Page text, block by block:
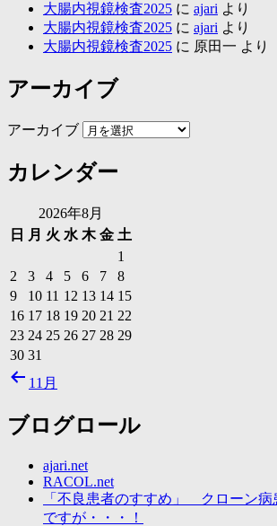
大腸内視鏡検査2025 に ajari より
大腸内視鏡検査2025 に ajari より
大腸内視鏡検査2025 に 原田一 より
アーカイブ
アーカイブ
カレンダー
2026年8月
日
月 火 水 木 金 土
1
2
3 4 5 6 7
8
9
10 11 12 13 14 15
16 17 18 19 20 21 22
23 24 25 26 27 28 29
30 31
11月
ブログロール
ajari.net
RACOL.net
「不良患者のすすめ」 クローン病
ですが・・・！